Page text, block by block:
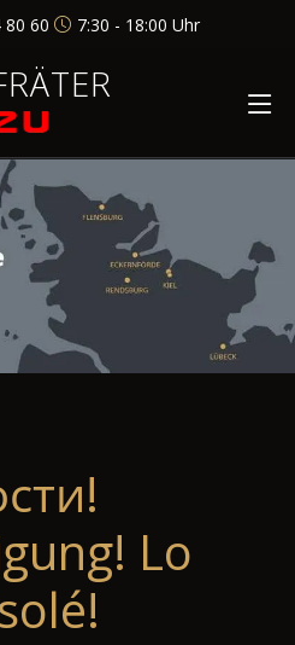
80 60 7:30 - 18:00 Uhr
Lo